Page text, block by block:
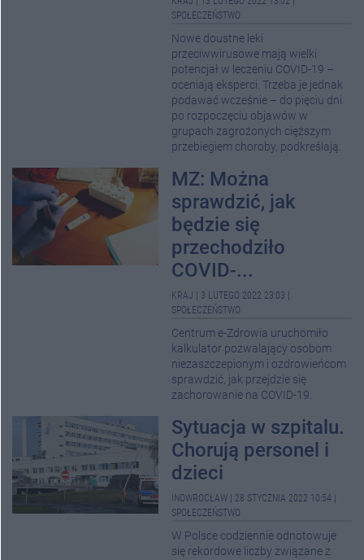
SPOŁECZEŃSTWO
Nowe doustne leki
przeciwwirusowe mają wielki
potencjał w leczeniu COVID-19 –
oceniają eksperci. Trzeba je jednak
podawać wcześnie – do pięciu dni
po rozpoczęciu objawów w
grupach zagrożonych cięższym
przebiegiem choroby, podkreślają.
MZ: Można
sprawdzić, jak
będzie się
przechodziło
COVID-...
KRAJ 3 LUTEGO 2022 23:03
SPOŁECZEŃSTWO
Centrum e-Zdrowia uruchomiło
kalkulator pozwalający osobom
niezaszczepionym i ozdrowieńcom
sprawdzić, jak przejdzie się
zachorowanie na COVID-19.
Sytuacja w szpitalu.
Chorują personel i
dzieci
INOWROCŁAW 28 STYCZNIA 2022 10:54
SPOŁECZEŃSTWO
W Polsce codziennie odnotowuje
się rekordowe liczby związane z